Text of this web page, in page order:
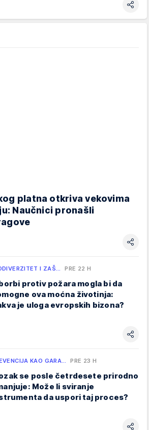
platna otkriva vekovima
Naučnici pronašli
I ZAŠ… PRE 22 H
protiv požara mogla bi da
ova moćna životinja:
je uloga evropskih bizona?
KAO GARA… PRE 23 H
se posle četrdesete prirodno
Može li sviranje
da uspori taj proces?